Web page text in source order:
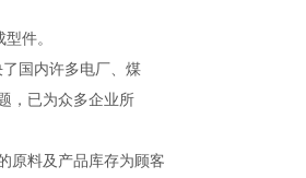
件。
国内许多电厂、煤
，已为众多企业所
料及产品库存为顾客